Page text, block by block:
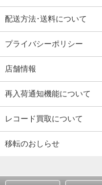
配送方法･送料について
プライバシーポリシー
店舗情報
再入荷通知機能について
レコード買取について
移転のおしらせ